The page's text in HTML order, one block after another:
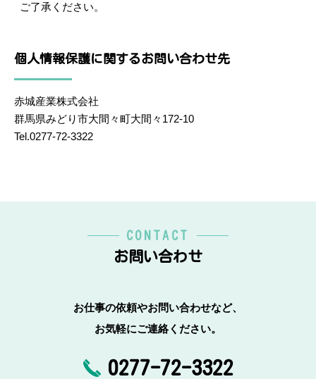
ご了承ください。
個人情報保護に関するお問い合わせ先
赤城産業株式会社
群馬県みどり市大間々町大間々172-10
Tel.0277-72-3322
CONTACT
お問い合わせ
お仕事の依頼やお問い合わせなど、
お気軽にご連絡ください。
0277-72-3322